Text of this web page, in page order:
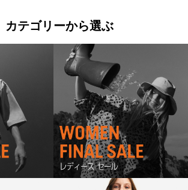
カテゴリーから選ぶ